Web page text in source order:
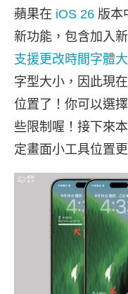
蘋果在 iOS 26 版本
新功能，包含加入
支援更改時間字體
字型大小，因此現
位置了！你可以選
些限制喔！接下來
定畫面小工具位置